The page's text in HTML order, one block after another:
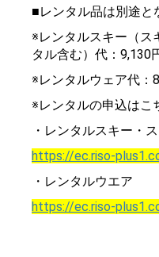
■レンタル品は別途と
※レンタルスキー（ス
タル含む）代：9,130
※レンタルウェア代：
※レンタルの申込はこ
・レンタルスキー・
https://ec.riso-
・レンタルウエア
https://ec.riso-